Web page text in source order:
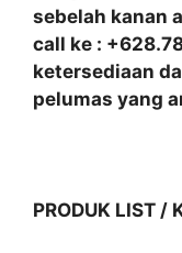
sebelah kanan
call ke :
ketersediaan
pelumas yang
PRODUK LIST /